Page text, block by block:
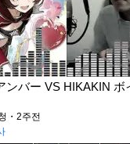
ンバー VS HIKAKIN
・2주전